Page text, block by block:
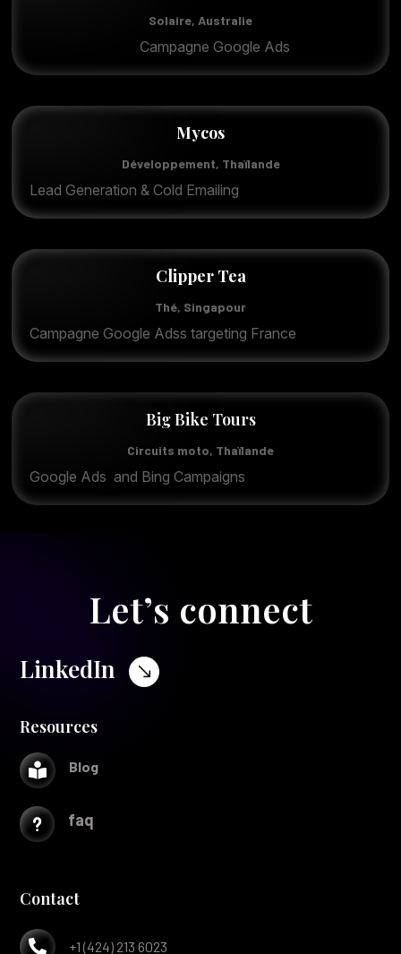
Solaire, Australie
Campagne Google Ads
Mycos
Développement, Thaïlande
Lead Generation & Cold Emailing
Clipper Tea
Thé, Singapour
Campagne Google Adss targeting France
Big Bike Tours
Circuits moto, Thaïlande
Google Ads and Bing Campaigns
Let’s connect
$
LinkedIn
Resources
 Blog
u faq
Contact
 +1 (424) 213 6023